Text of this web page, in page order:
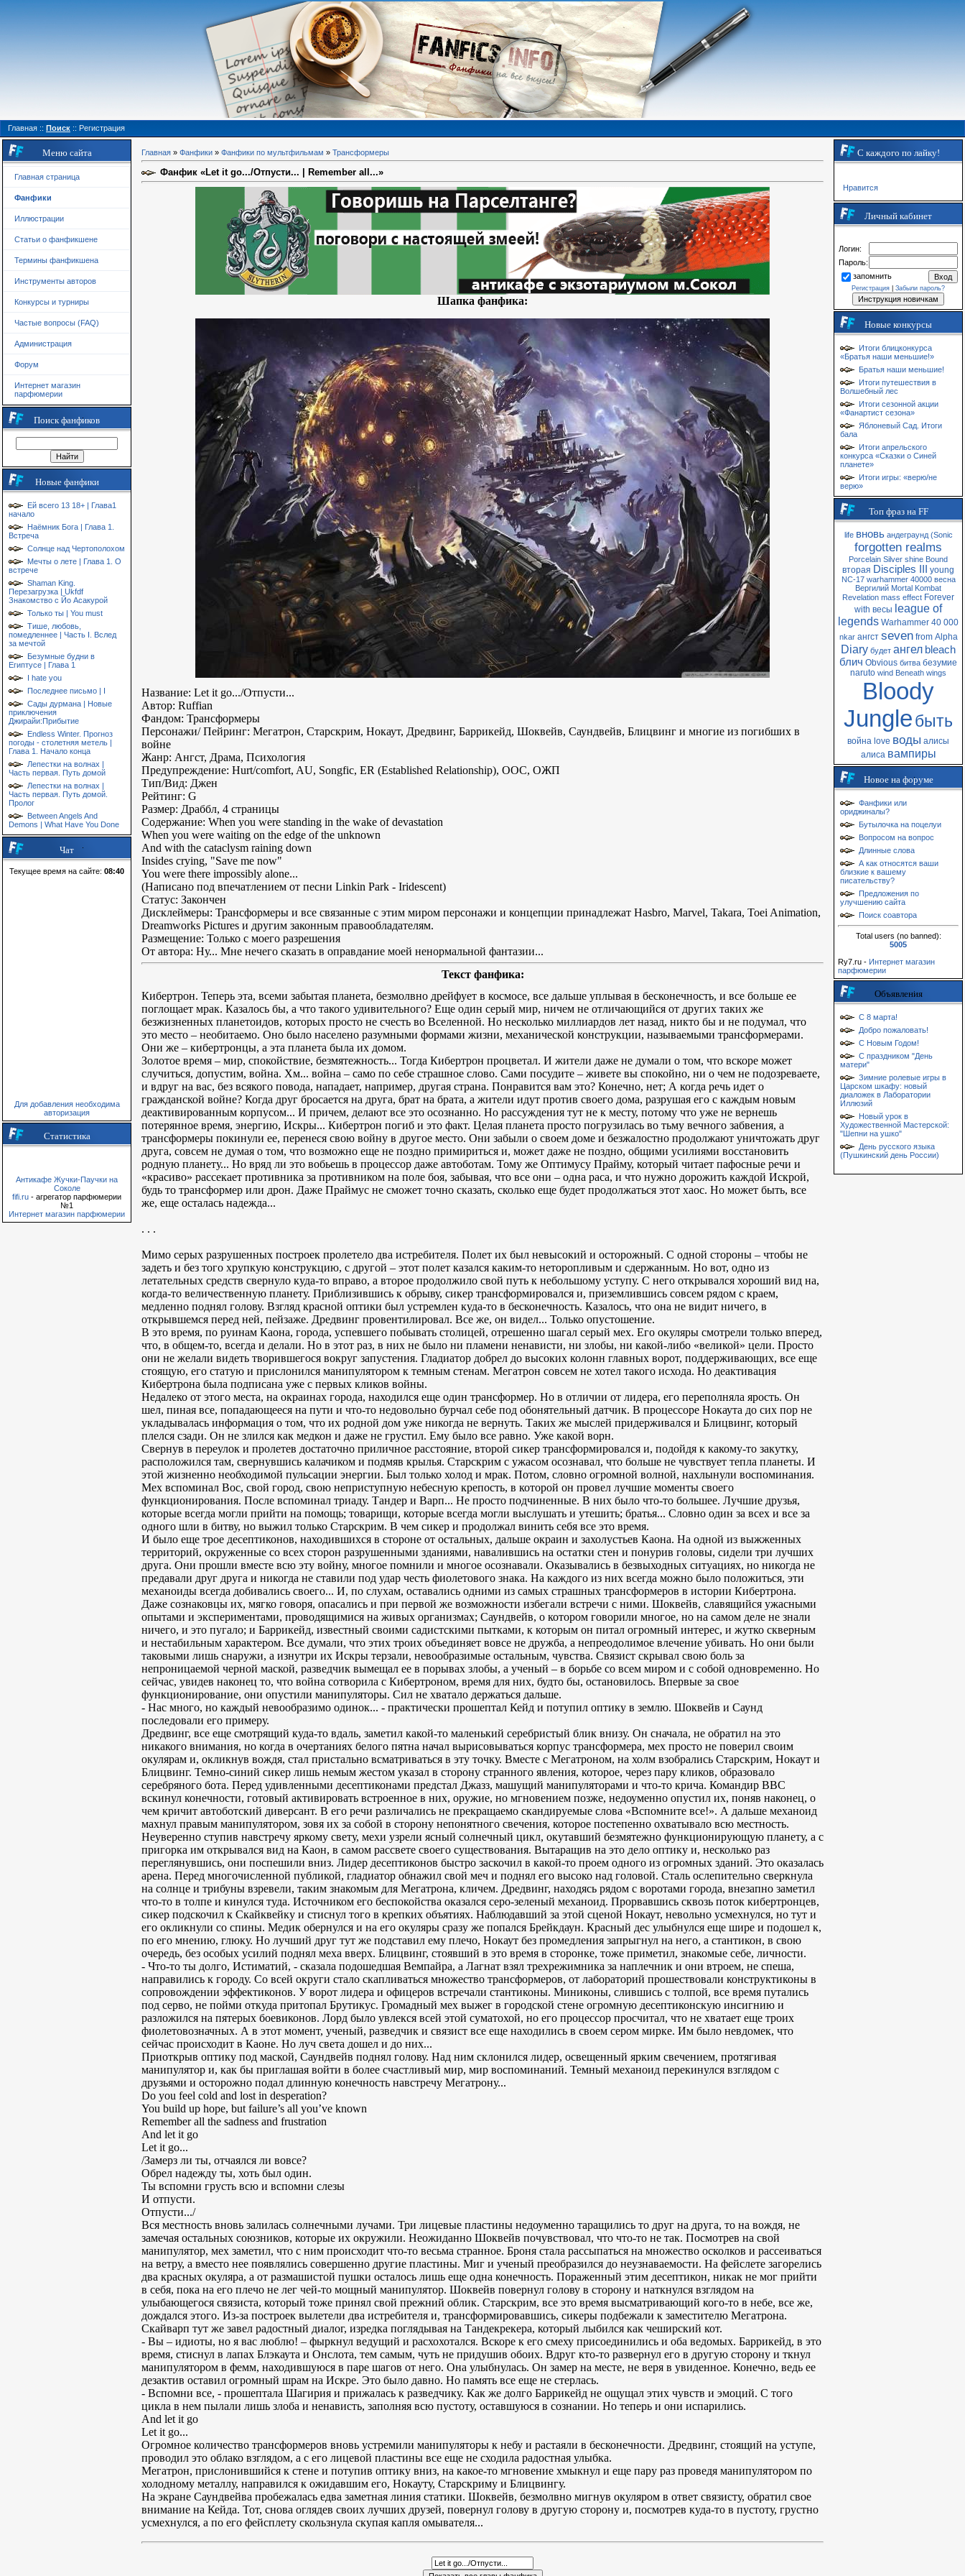
Главная :: Поиск :: Регистрация
Меню сайта
Главная страница
Фанфики
Иллюстрации
Статьи о фанфикшене
Термины фанфикшена
Инструменты авторов
Конкурсы и турниры
Частые вопросы (FAQ)
Администрация
Форум
Интернет магазин
парфюмерии
Поиск фанфиков
Новые фанфики
Ей всего 13 18+ | Глава1
начало
Наёмник Бога | Глава 1.
Встреча
Солнце над Чертополохом
Мечты о лете | Глава 1. О
встрече
Shaman King.
Перезагрузка | Ukfdf
Знакомство с Йо Асакурой
Только ты | You must
Тише, любовь,
помедленнее | Часть I. Вслед
за мечтой
Безумные будни в
Египтусе | Глава 1
I hate you
Последнее письмо | I
Сады дурмана | Новые
приключения
Джирайи:Прибытие
Endless Winter. Прогноз
погоды - столетняя метель |
Глава 1. Начало конца
Лепестки на волнах |
Часть первая. Путь домой
Лепестки на волнах |
Часть первая. Путь домой.
Пролог
Between Angels And
Demons | What Have You Done
Чат
Текущее время на сайте: 08:40
Для добавления необходима
авторизация
Статистика
Антикафе Жучки-Паучки на
Соколе
fifi.ru - агрегатор парфюмерии
№1
Интернет магазин парфюмерии
Главная » Фанфики » Фанфики по мультфильмам » Трансформеры
Фанфик «Let it go.../Отпусти... | Remember all...»
Шапка фанфика:
Название: Let it go.../Отпусти...
Автор: Ruffian
Фандом: Трансформеры
Персонажи/ Пейринг: Мегатрон, Старскрим, Нокаут, Дредвинг, Баррикейд, Шоквейв, Саундвейв, Блицвинг и многие из погибших в
войне
Жанр: Ангст, Драма, Психология
Предупреждение: Hurt/comfort, AU, Songfic, ER (Established Relationship), OOC, ОЖП
Тип/Вид: Джен
Рейтинг: G
Размер: Драббл, 4 страницы
Содержание: When you were standing in the wake of devastation
When you were waiting on the edge of the unknown
And with the cataclysm raining down
Insides crying, "Save me now"
You were there impossibly alone...
(Написано под впечатлением от песни Linkin Park - Iridescent)
Статус: Закончен
Дисклеймеры: Трансформеры и все связанные с этим миром персонажи и концепции принадлежат Hasbro, Marvel, Takara, Toei Animation,
Dreamworks Pictures и другим законным правообладателям.
Размещение: Только с моего разрешения
От автора: Ну... Мне нечего сказать в оправдание моей ненормальной фантазии...
Текст фанфика:
Кибертрон. Теперь эта, всеми забытая планета, безмолвно дрейфует в космосе, все дальше уплывая в бесконечность, и все больше ее
поглощает мрак. Казалось бы, а что такого удивительного? Еще один серый мир, ничем не отличающийся от других таких же
безжизненных планетоидов, которых просто не счесть во Вселенной. Но несколько миллиардов лет назад, никто бы и не подумал, что
это место – необитаемо. Оно было населено разумными формами жизни, механической конструкции, называемыми трансформерами.
Они же – кибертронцы, а эта планета была их домом.
Золотое время – мир, спокойствие, безмятежность... Тогда Кибертрон процветал. И жители даже не думали о том, что вскоре может
случиться, допустим, война. Хм... война – само по себе страшное слово. Сами посудите – живете вы спокойно, ни о чем не подозреваете,
и вдруг на вас, без всякого повода, нападает, например, другая страна. Понравится вам это? Конечно, нет; А когда речь идет о
гражданской войне? Когда друг бросается на друга, брат на брата, а жители идут против своего дома, разрушая его с каждым новым
деактивированным корпусом... И причем, делают все это осознанно. Но рассуждения тут не к месту, потому что уже не вернешь
потерянное время, энергию, Искры... Кибертрон погиб и это факт. Целая планета просто погрузилась во тьму вечного забвения, а
трансформеры покинули ее, перенеся свою войну в другое место. Они забыли о своем доме и безжалостно продолжают уничтожать друг
друга, совсем не думая о том, что возможно еще не поздно примириться и, может даже не поздно, общими усилиями восстановить
родную планету... Но вряд ли это вобьешь в процессор даже автоботам. Тому же Оптимусу Прайму, который читает пафосные речи и
«красиво» рассекает противника за противником на поле боя, забывая, что все они – одна раса, и что нужно дорожить каждой Искрой,
будь то трансформер или дрон. Даже Праймус не сможет точно сказать, сколько еще будет продолжаться этот хаос. Но может быть, все
же, еще осталась надежда...
. . .
Мимо серых разрушенных построек пролетело два истребителя. Полет их был невысокий и осторожный. С одной стороны – чтобы не
задеть и без того хрупкую конструкцию, с другой – этот полет казался каким-то неторопливым и сдержанным. Но вот, одно из
летательных средств свернуло куда-то вправо, а второе продолжило свой путь к небольшому уступу. С него открывался хороший вид на,
когда-то величественную планету. Приблизившись к обрыву, сикер трансформировался и, приземлившись совсем рядом с краем,
медленно поднял голову. Взгляд красной оптики был устремлен куда-то в бесконечность. Казалось, что она не видит ничего, в
открывшемся перед ней, пейзаже. Дредвинг провентилировал. Все же, он видел... Только опустошение.
В это время, по руинам Каона, города, успевшего побывать столицей, отрешенно шагал серый мех. Его окуляры смотрели только вперед,
что, в общем-то, всегда и делали. Но в этот раз, в них не было ни пламени ненависти, ни злобы, ни какой-либо «великой» цели. Просто
они не желали видеть творившегося вокруг запустения. Гладиатор добрел до высоких колонн главных ворот, поддерживающих, все еще
стоящую, его статую и прислонился манипулятором к темным стенам. Мегатрон совсем не хотел такого исхода. Но деактивация
Кибертрона была подписана уже с первых кликов войны.
Недалеко от этого места, на окраинах города, находился еще один трансформер. Но в отличии от лидера, его переполняла ярость. Он
шел, пиная все, попадающееся на пути и что-то недовольно бурчал себе под обонятельный датчик. В процессоре Нокаута до сих пор не
укладывалась информация о том, что их родной дом уже никогда не вернуть. Таких же мыслей придерживался и Блицвинг, который
плелся сзади. Он не злился как медкон и даже не грустил. Ему было все равно. Уже какой ворн.
Свернув в переулок и пролетев достаточно приличное расстояние, второй сикер трансформировался и, подойдя к какому-то закутку,
расположился там, свернувшись калачиком и подмяв крылья. Старскрим с ужасом осознавал, что больше не чувствует тепла планеты. И
этой жизненно необходимой пульсации энергии. Был только холод и мрак. Потом, словно огромной волной, нахлынули воспоминания.
Мех вспоминал Вос, свой город, свою неприступную небесную крепость, в которой он провел лучшие моменты своего
функционирования. После вспоминал триаду. Тандер и Варп... Не просто подчиненные. В них было что-то большее. Лучшие друзья,
которые всегда могли прийти на помощь; товарищи, которые всегда могли выслушать и утешить; братья... Словно один за всех и все за
одного шли в битву, но выжил только Старскрим. В чем сикер и продолжал винить себя все это время.
И было еще трое десептиконов, находившихся в стороне от остальных, дальше окраин и захолустьев Каона. На одной из выжженных
территорий, окруженные со всех сторон разрушенными зданиями, навалившись на остатки стен и понурив головы, сидели три лучших
друга. Они прошли вместе всю эту войну, многое помнили и многое осознавали. Оказывались в безвыходных ситуациях, но никогда не
предавали друг друга и никогда не ставили под удар честь фиолетового знака. На каждого из них всегда можно было положиться, эти
механоиды всегда добивались своего... И, по слухам, оставались одними из самых страшных трансформеров в истории Кибертрона.
Даже сознаковцы их, мягко говоря, опасались и при первой же возможности избегали встречи с ними. Шоквейв, славящийся ужасными
опытами и экспериментами, проводящимися на живых организмах; Саундвейв, о котором говорили многое, но на самом деле не знали
ничего, и это пугало; и Баррикейд, известный своими садистскими пытками, к которым он питал огромный интерес, и жутко скверным
и нестабильным характером. Все думали, что этих троих объединяет вовсе не дружба, а непреодолимое влечение убивать. Но они были
таковыми лишь снаружи, а изнутри их Искры терзали, невообразимые остальным, чувства. Связист скрывал свою боль за
непроницаемой черной маской, разведчик вымещал ее в порывах злобы, а ученый – в борьбе со всем миром и с собой одновременно. Но
сейчас, увидев наконец то, что война сотворила с Кибертроном, время для них, будто бы, остановилось. Впервые за свое
функционирование, они опустили манипуляторы. Сил не хватало держаться дальше.
- Нас много, но каждый невообразимо одинок... - практически прошептал Кейд и потупил оптику в землю. Шоквейв и Саунд
последовали его примеру.
Дредвинг, все еще смотрящий куда-то вдаль, заметил какой-то маленький серебристый блик внизу. Он сначала, не обратил на это
никакого внимания, но когда в очертаниях белого пятна начал вырисовываться корпус трансформера, мех просто не поверил своим
окулярам и, окликнув вождя, стал пристально всматриваться в эту точку. Вместе с Мегатроном, на холм взобрались Старскрим, Нокаут и
Блицвинг. Темно-синий сикер лишь немым жестом указал в сторону странного явления, которое, через пару кликов, образовало
серебряного бота. Перед удивленными десептиконами предстал Джазз, машущий манипуляторами и что-то крича. Командир ВВС
вскинул конечности, готовый активировать встроенное в них, оружие, но мгновением позже, недоуменно опустил их, поняв наконец, о
чем кричит автоботский диверсант. В его речи различались не прекращаемо скандируемые слова «Вспомните все!». А дальше механоид
махнул правым манипулятором, зовя их за собой в сторону непонятного свечения, которое постепенно охватывало всю местность.
Неуверенно ступив навстречу яркому свету, мехи узрели ясный солнечный цикл, окутавший безмятежно функционирующую планету, а с
пригорка им открывался вид на Каон, в самом рассвете своего существования. Вытаращив на это дело оптику и, несколько раз
переглянувшись, они поспешили вниз. Лидер десептиконов быстро заскочил в какой-то проем одного из огромных зданий. Это оказалась
арена. Перед многочисленной публикой, гладиатор обнажил свой меч и поднял его высоко над головой. Сталь ослепительно сверкнула
на солнце и трибуны взревели, таким знакомым для Мегатрона, кличем. Дредвинг, находясь рядом с воротами города, внезапно заметил
что-то в толпе и кинулся туда. Источником его беспокойства оказался серо-зеленый механоид. Прорвавшись сквозь поток кибертронцев,
сикер подскочил к Скайквейку и стиснул того в крепких объятиях. Наблюдавший за этой сценой Нокаут, невольно усмехнулся, но тут и
его окликнули со спины. Медик обернулся и на его окуляры сразу же попался Брейкдаун. Красный дес улыбнулся еще шире и подошел к,
по его мнению, глюку. Но лучший друг тут же подставил ему плечо, Нокаут без промедления запрыгнул на него, а стантикон, в свою
очередь, без особых усилий поднял меха вверх. Блицвинг, стоявший в это время в сторонке, тоже приметил, знакомые себе, личности.
- Что-то ты долго, Истиматий, - сказала подошедшая Вемпайра, а Лагнат взял трехрежимника за наплечник и они втроем, не спеша,
направились к городу. Со всей округи стало скапливаться множество трансформеров, от лабораторий прошествовали конструктиконы в
сопровождении эффектиконов. У ворот лидера и офицеров встречали стантиконы. Миниконы, слившись с толпой, все время путались
под серво, не пойми откуда притопал Брутикус. Громадный мех выжег в городской стене огромную десептиконскую инсигнию и
разложился на пятерых боевиконов. Лорд было увлекся всей этой суматохой, но его процессор просчитал, что не хватает еще троих
фиолетовозначных. А в этот момент, ученый, разведчик и связист все еще находились в своем сером мирке. Им было невдомек, что
сейчас происходит в Каоне. Но луч света дошел и до них...
Приоткрыв оптику под маской, Саундвейв поднял голову. Над ним склонился лидер, освещенный ярким свечением, протягивая
манипулятор и, как бы приглашая войти в более счастливый мир, мир воспоминаний. Темный механоид перекинулся взглядом с
друзьями и осторожно подал длинную конечность навстречу Мегатрону...
Do you feel cold and lost in desperation?
You build up hope, but failure’s all you’ve known
Remember all the sadness and frustration
And let it go
Let it go...
/Замерз ли ты, отчаялся ли вовсе?
Обрел надежду ты, хоть был один.
Ты вспомни грусть всю и вспомни слезы
И отпусти.
Отпусти.../
Вся местность вновь залилась солнечными лучами. Три лицевые пластины недоуменно таращились то друг на друга, то на вождя, не
замечая остальных союзников, которые их окружили. Неожиданно Шоквейв почувствовал, что что-то не так. Посмотрев на свой
манипулятор, мех заметил, что с ним происходит что-то весьма странное. Броня стала рассыпаться на множество осколков и рассеиваться
на ветру, а вместо нее появлялись совершенно другие пластины. Миг и ученый преобразился до неузнаваемости. На фейслете загорелись
два красных окуляра, а от размашистой пушки осталось лишь еще одна конечность. Пораженный этим десептикон, никак не мог прийти
в себя, пока на его плечо не лег чей-то мощный манипулятор. Шоквейв повернул голову в сторону и наткнулся взглядом на
улыбающегося связиста, который тоже принял свой прежний облик. Старскрим, все это время высматривающий кого-то в небе, все же,
дождался этого. Из-за построек вылетели два истребителя и, трансформировавшись, сикеры подбежали к заместителю Мегатрона.
Скайварп тут же завел радостный диалог, изредка поглядывая на Тандекрекера, который лыбился как чеширский кот.
- Вы – идиоты, но я вас люблю! – фыркнул ведущий и расхохотался. Вскоре к его смеху присоединились и оба ведомых. Баррикейд, в это
время, стиснул в лапах Блэкаута и Онслота, тем самым, чуть не придушив обоих. Вдруг кто-то развернул его в другую сторону и ткнул
манипулятором в фемм, находившуюся в паре шагов от него. Она улыбнулась. Он замер на месте, не веря в увиденное. Конечно, ведь ее
дезактив оставил огромный шрам на Искре. Это было давно. Но память все еще не стерлась.
- Вспомни все, - прошептала Шагирия и прижалась к разведчику. Как же долго Баррикейд не ощущал этих чувств и эмоций. С того
цикла в нем пылали лишь злоба и ненависть, заполняя всю пустоту, оставшуюся в сознании. Но теперь и они испарились.
And let it go
Let it go...
Огромное количество трансформеров вновь устремили манипуляторы к небу и растаяли в бесконечности. Дредвинг, стоящий на уступе,
проводил это облако взглядом, а с его лицевой пластины все еще не сходила радостная улыбка.
Мегатрон, прислонившийся к стене и потупив оптику вниз, на какое-то мгновение хмыкнул и еще пару раз проведя манипулятором по
холодному металлу, направился к ожидавшим его, Нокауту, Старскриму и Блицвингу.
На экране Саундвейва пробежалась едва заметная линия статики. Шоквейв, безмолвно мигнув окуляром в ответ связисту, обратил свое
внимание на Кейда. Тот, снова оглядев своих лучших друзей, повернул голову в другую сторону и, посмотрев куда-то в пустоту, грустно
усмехнулся, а по его фейсплету скользнула скупая капля омывателя...
С каждого по лайку!
Нравится
Личный кабинет
Логин:
Пароль:
запомнить
Регистрация Забыли пароль?
Новые конкурсы
Итоги блицконкурса
«Братья наши меньшие!»
Братья наши меньшие!
Итоги путешествия в
Волшебный лес
Итоги сезонной акции
«Фанартист сезона»
Яблоневый Сад. Итоги
бала
Итоги апрельского
конкурса «Сказки о Синей
планете»
Итоги игры: «верю/не
верю»
Топ фраз на FF
life вновь андеграунд (Sonic
forgotten realms
Porcelain Silver shine Bound
вторая Disciples III young
NC-17 warhammer 40000 весна
Вергилий Mortal Kombat
Revelation mass effect Forever
with весы league of
legends Warhammer 40 000
nkar ангст seven from Alpha
Diary будет ангел bleach
блич Obvious битва безумие
naruto wind Beneath wings
Bloody
Jungleбыть
война love воды алисы
алиса вампиры
Новое на форуме
Фанфики или
ориджиналы?
Бутылочка на поцелуи
Вопросом на вопрос
Длинные слова
А как относятся ваши
близкие к вашему
писательству?
Предложения по
улучшению сайта
Поиск соавтора
Total users (no banned):
5005
Ry7.ru - Интернет магазин
парфюмерии
Объявления
С 8 марта!
Добро пожаловать!
С Новым Годом!
С праздником "День
матери"
Зимние ролевые игры в
Царском шкафу: новый
диаложек в Лаборатории
Иллюзий
Новый урок в
Художественной Мастерской:
"Шепни на ушко"
День русского языка
(Пушкинский день России)